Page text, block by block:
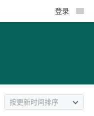
登录
按更新时间排序